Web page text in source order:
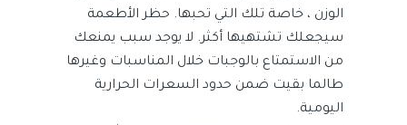
الوزن ، خاصة تلك التي تحبها. حظر الأطعمة
سيجعلك تشتهيها أكثر. لا يوجد سبب يمنعك
من الاستمتاع بالوجبات خلال المناسبات وغيرها
طالما بقيت ضمن حدود السعرات الحرارية
اليومية.